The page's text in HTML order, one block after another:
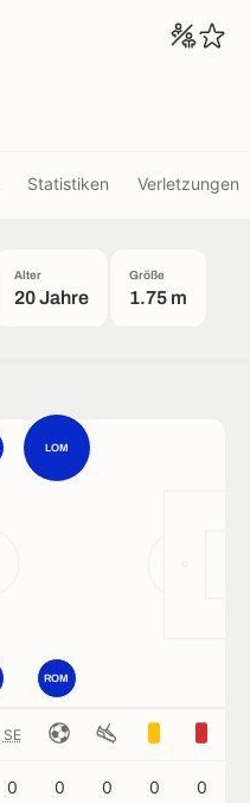
Statistiken Verletzungen
Alter
20 Jahre
Größe
1.75 m
LOM
ROM
SE
0 0 0 0 0